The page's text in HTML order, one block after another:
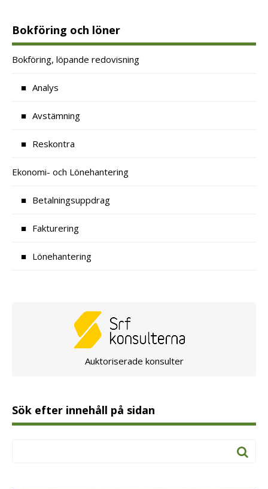
Bokföring och löner
Bokföring, löpande redovisning
Analys
Avstämning
Reskontra
Ekonomi- och Lönehantering
Betalningsuppdrag
Fakturering
Lönehantering
Auktoriserade konsulter
Sök efter innehåll på sidan